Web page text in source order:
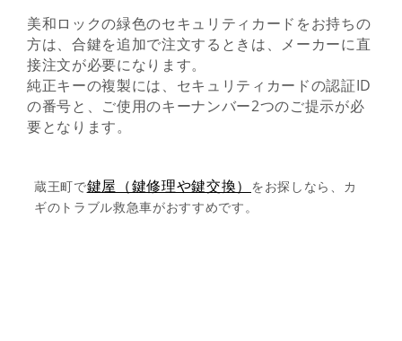
美和ロックの緑色のセキュリティカードをお持ちの
方は、合鍵を追加で注文するときは、メーカーに直
接注文が必要になります。
純正キーの複製には、セキュリティカードの認証ID
の番号と、ご使用のキーナンバー2つのご提示が必
要となります。
蔵王町で鍵屋（鍵修理や鍵交換）
をお探しなら、カ
ギのトラブル救急車がおすすめです。